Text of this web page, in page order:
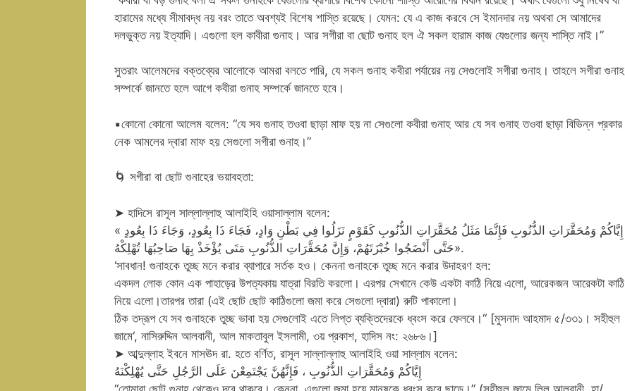
হারামের মধ্যে সীমাবদ্ধ নয় বরং তাতে অবশ্যই বিশেষ শাস্তি রয়েছে। যেমন: যে এ কাজ করবে সে ইমানদার নয় অথবা সে আমাদের
দলভুক্ত নয় ইত্যাদি। এগুলো হল কাবীরা গুনাহ। আর সগীরা বা ছোট গুনাহ হল ঐ সকল হারাম কাজ যেগুলোর জন্য শাস্তি নাই।”
সুতরাং আলেমদের বক্তব্যের আলোকে আমরা বলতে পারি, যে সকল গুনাহ কবীরা পর্যায়ের নয় সেগুলোই সগীরা গুনাহ। তাহলে সগীরা গুনাহ
সম্পর্কে জানতে হলে আগে কবীরা গুনাহ সম্পর্কে জানতে হবে।
▪কোনো কোনো আলেম বলেন: “যে সব গুনাহ তওবা ছাড়া মাফ হয় না সেগুলো কবীরা গুনাহ আর যে সব গুনাহ তওবা ছাড়া বিভিন্ন প্রকার
নেক আমলের দ্বারা মাফ হয় সেগুলো সগীরা গুনাহ।”
🌀 সগীরা বা ছোট গুনাহের ভয়াবহতা:
➤ হাদিসে রাসূল সাল্লাল্লাহু আলাইহি ওয়াসাল্লাম বলেন:
« إِيَّاكُمْ وَمُحَقَّرَاتِ الذُّنُوبِ فَإِنَّمَا مَثَلُ مُحَقَّرَاتِ الذُّنُوبِ كَقَوْمٍ نَزَلُوا فِي بَطْنِ وَادٍ، فَجَاءَ ذَا بِعُودٍ، وَجَاءَ ذَا بِعُودٍ
حَتَّى أَنْضَجُوا خُبْزَتَهُمْ، وَإِنَّ مُحَقَّرَاتِ الذُّنُوبِ مَتَى يُؤْخَذْ بِهَا صَاحِبُهَا تُهْلِكْهُ».
‘সাবধান! গুনাহকে তুচ্ছ মনে করার ব্যাপারে সর্তক হও। কেননা গুনাহকে তুচ্ছ মনে করার উদাহরণ হল:
একদল লোক কোন এক পাহাড়ের উপত্যকায় যাত্রা বিরতি করলো। এরপর সেখানে কেউ একটা কাঠি নিয়ে এলো, আরেকজন আরেকটা কাঠি
নিয়ে এলো।তারপর তারা (এই ছোট ছোট কাঠিগুলো জমা করে সেগুলো দ্বারা) রুটি পাকালো।
ঠিক তদ্রূপ যে সব গুনাহকে তুচ্ছ ভাবা হয় সেগুলোই এতে লিপ্ত ব্যক্তিদেরকে ধ্বংস করে ফেলবে।“ [মুসনাদ আহমাদ ৫/৩৩১। সহীহুল
জামে‘, নাসিরুদ্দিন আলবানী, আল মাকতাবুল ইসলামী, ৩য় প্রকাশ, হাদিস নং: ২৬৮৬।]
➤ আব্দুল্লাহ ইবনে মাসঊদ রা. হতে বর্ণিত, রাসূল সাল্লাল্লাহু আলাইহি ওয়া সাল্লাম বলেন:
إِيَّاكُمْ وَمُحَقَّرَاتِ الذُّنُوبِ ، فَإِنَّهُنَّ يَجْتَمِعْنَ عَلَى الرَّجُلِ حَتَّى يُهْلِكْنَهُ